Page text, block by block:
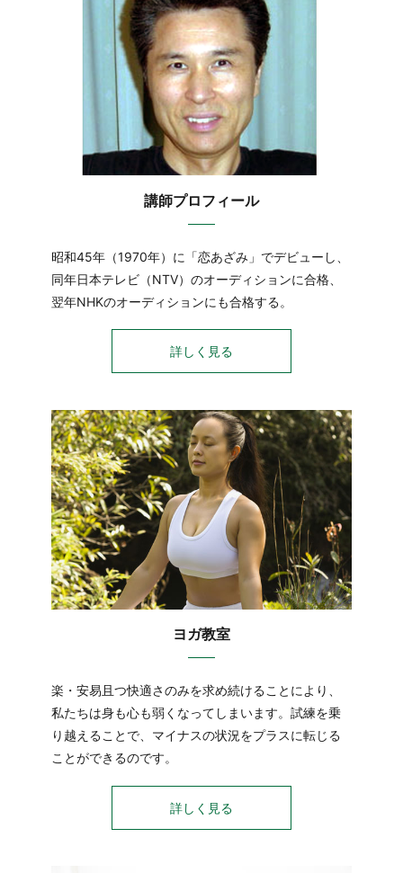
講師プロフィール
昭和45年（1970年）に「恋あざみ」でデビューし、
同年日本テレビ（NTV）のオーディションに合格、
翌年NHKのオーディションにも合格する。
詳しく見る
ヨガ教室
楽・安易且つ快適さのみを求め続けることにより、
私たちは身も心も弱くなってしまいます。試練を乗
り越えることで、マイナスの状況をプラスに転じる
ことができるのです。
詳しく見る